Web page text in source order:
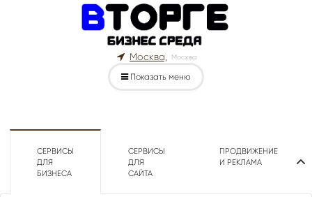
Москва, Москва
Показать меню
СЕРВИСЫ
ДЛЯ
БИЗНЕСА
СЕРВИСЫ
ДЛЯ
САЙТА
ПРОДВИЖЕНИЕ
И РЕКЛАМА